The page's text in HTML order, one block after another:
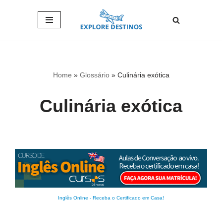
Home » Glossário» Culinária exótica
Culinária exótica
Inglês Online - Receba o Certificado em Casa!